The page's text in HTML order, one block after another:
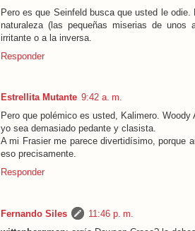
Pero es que Seinfeld busca que usted le
naturaleza (las pequeñas miserias de
irritante o a la inversa.
Responder
Estrellita Mutante 9:42 a. m.
Pero que polémico es usted, Kalimero.
yo sea demasiado pedante y clasista.
A mi Frasier me parece divertidísimo, porque
eso precisamente.
Responder
Fernando Siles
11:46 p. m.